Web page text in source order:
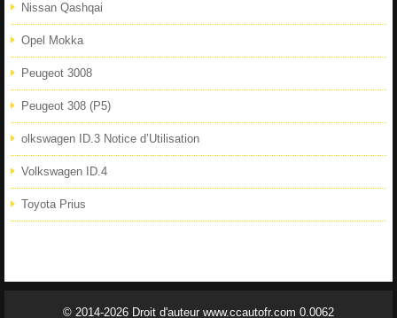
Nissan Qashqai
Opel Mokka
Peugeot 3008
Peugeot 308 (P5)
olkswagen ID.3 Notice d’Utilisation
Volkswagen ID.4
Toyota Prius
© 2014-2026 Droit d'auteur www.ccautofr.com 0.0062